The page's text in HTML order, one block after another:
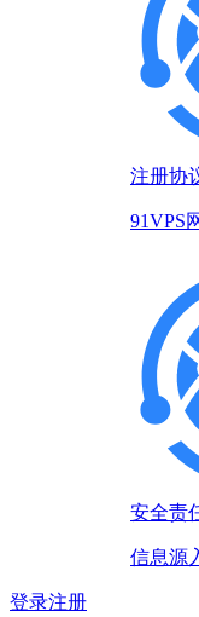
注册协
91VPS
安全责
信息源
登录注册